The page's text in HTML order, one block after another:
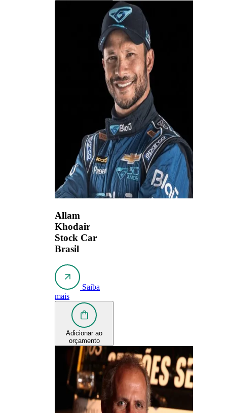
Allam
Khodair
Stock Car
Brasil
Saiba
mais
Adicionar ao
orçamento